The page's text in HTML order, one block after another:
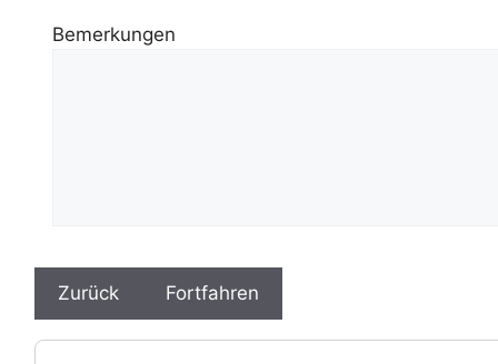
Bemerkungen